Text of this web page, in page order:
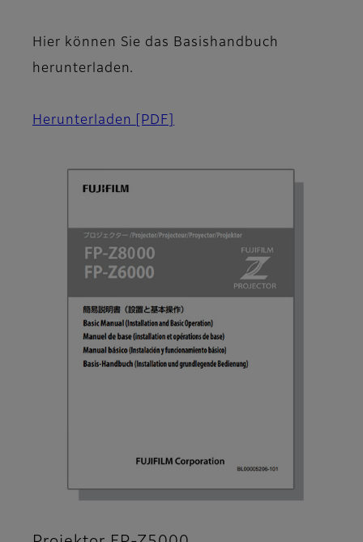
Hier können Sie das Basishandbuch
herunterladen.
Herunterladen [PDF]